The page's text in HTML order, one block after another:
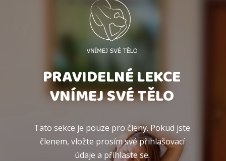
PRAVIDELNÉ LEKCE
VNÍMEJ SVÉ TĚLO
Tato sekce je pouze pro členy. Pokud jste
členem, vložte prosím své přihlašovací
údaje a přihlaste se.